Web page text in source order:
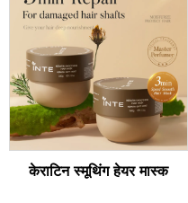
केराटिन स्मूथिंग हेयर मास्क